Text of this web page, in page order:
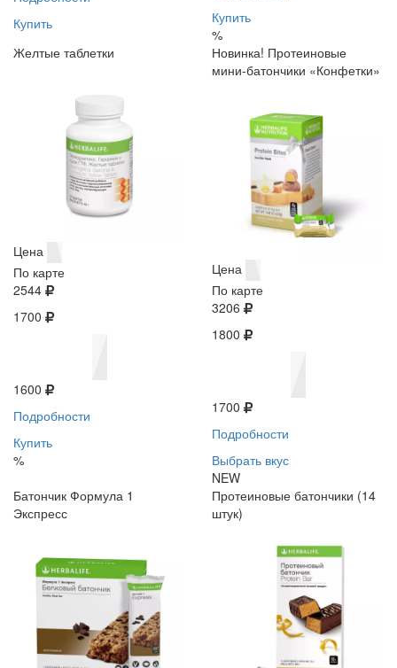
Купить
Купить
%
Желтые таблетки
Цена
По карте
2544
1700
1600
Подробности
Купить
%
Новинка! Протеиновые
мини-батончики «Конфетки»
Цена
По карте
3206
1800
1700
Подробности
Выбрать вкус
NEW
Батончик Формула 1
Экспресс
Протеиновые батончики (14
штук)